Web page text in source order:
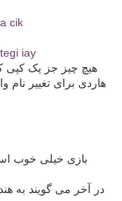
cik
iay
هیچ چیز جز یک کپی
هاردی برای تغییر
بازی خیلی خوب
در آخر می گویند به